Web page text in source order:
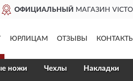
VICTORINOX
ЮРЛИЦАМ ОТЗЫВЫ КОНТАКТЫ
ножи Чехлы Накладки